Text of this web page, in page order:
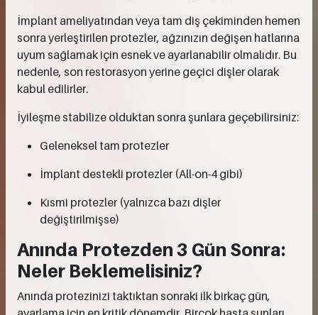
İmplant ameliyatından veya tam diş çekiminden hemen
sonra yerleştirilen protezler, ağzınızın değişen hatlarına
uyum sağlamak için esnek ve ayarlanabilir olmalıdır. Bu
nedenle, son restorasyon yerine geçici dişler olarak
kabul edilirler.
İyileşme stabilize olduktan sonra şunlara geçebilirsiniz:
Geleneksel tam protezler
İmplant destekli protezler (All-on-4 gibi)
Kısmi protezler (yalnızca bazı dişler
değiştirilmişse)
Anında Protezden 3 Gün Sonra:
Neler Beklemelisiniz?
Anında protezinizi taktıktan sonraki ilk birkaç gün,